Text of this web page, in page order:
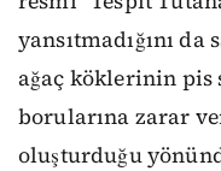
yansıtmadığını
ağaç köklerinin pis
borularına zarar
oluşturduğu